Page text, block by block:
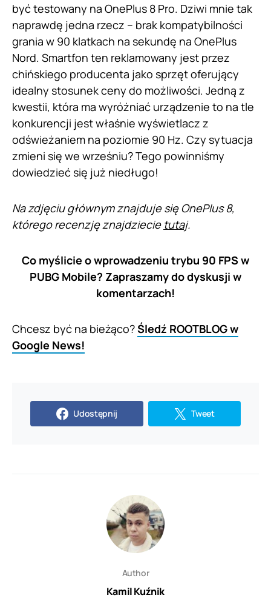
być testowany na OnePlus 8 Pro. Dziwi mnie tak
naprawdę jedna rzecz – brak kompatybilności
grania w 90 klatkach na sekundę na OnePlus
Nord. Smartfon ten reklamowany jest przez
chińskiego producenta jako sprzęt oferujący
idealny stosunek ceny do możliwości. Jedną z
kwestii, która ma wyróżniać urządzenie to na tle
konkurencji jest właśnie wyświetlacz z
odświeżaniem na poziomie 90 Hz. Czy sytuacja
zmieni się we wrześniu? Tego powinniśmy
dowiedzieć się już niedługo!
Na zdjęciu głównym znajduje się OnePlus 8,
którego recenzję znajdziecie tutaj.
Co myślicie o wprowadzeniu trybu 90 FPS w
PUBG Mobile? Zapraszamy do dyskusji w
komentarzach!
Chcesz być na bieżąco?Śledź ROOTBLOG w
Google News!
Udostępnij Tweet
Author
Kamil Kuźnik